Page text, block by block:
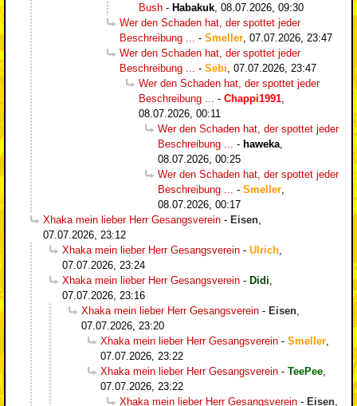
Bush - Habakuk, 08.07.2026, 09:30
Wer den Schaden hat, der spottet jeder
Beschreibung ... - Smeller, 07.07.2026, 23:47
Wer den Schaden hat, der spottet jeder
Beschreibung ... - Sebi, 07.07.2026, 23:47
Wer den Schaden hat, der spottet jeder
Beschreibung ... - Chappi1991,
08.07.2026, 00:11
Wer den Schaden hat, der spottet jeder
Beschreibung ... - haweka,
08.07.2026, 00:25
Wer den Schaden hat, der spottet jeder
Beschreibung ... - Smeller,
08.07.2026, 00:17
Xhaka mein lieber Herr Gesangsverein - Eisen,
07.07.2026, 23:12
Xhaka mein lieber Herr Gesangsverein - Ulrich,
07.07.2026, 23:24
Xhaka mein lieber Herr Gesangsverein - Didi,
07.07.2026, 23:16
Xhaka mein lieber Herr Gesangsverein - Eisen,
07.07.2026, 23:20
Xhaka mein lieber Herr Gesangsverein - Smeller,
07.07.2026, 23:22
Xhaka mein lieber Herr Gesangsverein - TeePee,
07.07.2026, 23:22
Xhaka mein lieber Herr Gesangsverein - Eisen,